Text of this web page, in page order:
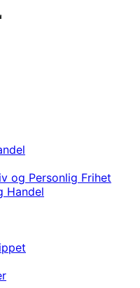
og Personlig Frihet
Handel